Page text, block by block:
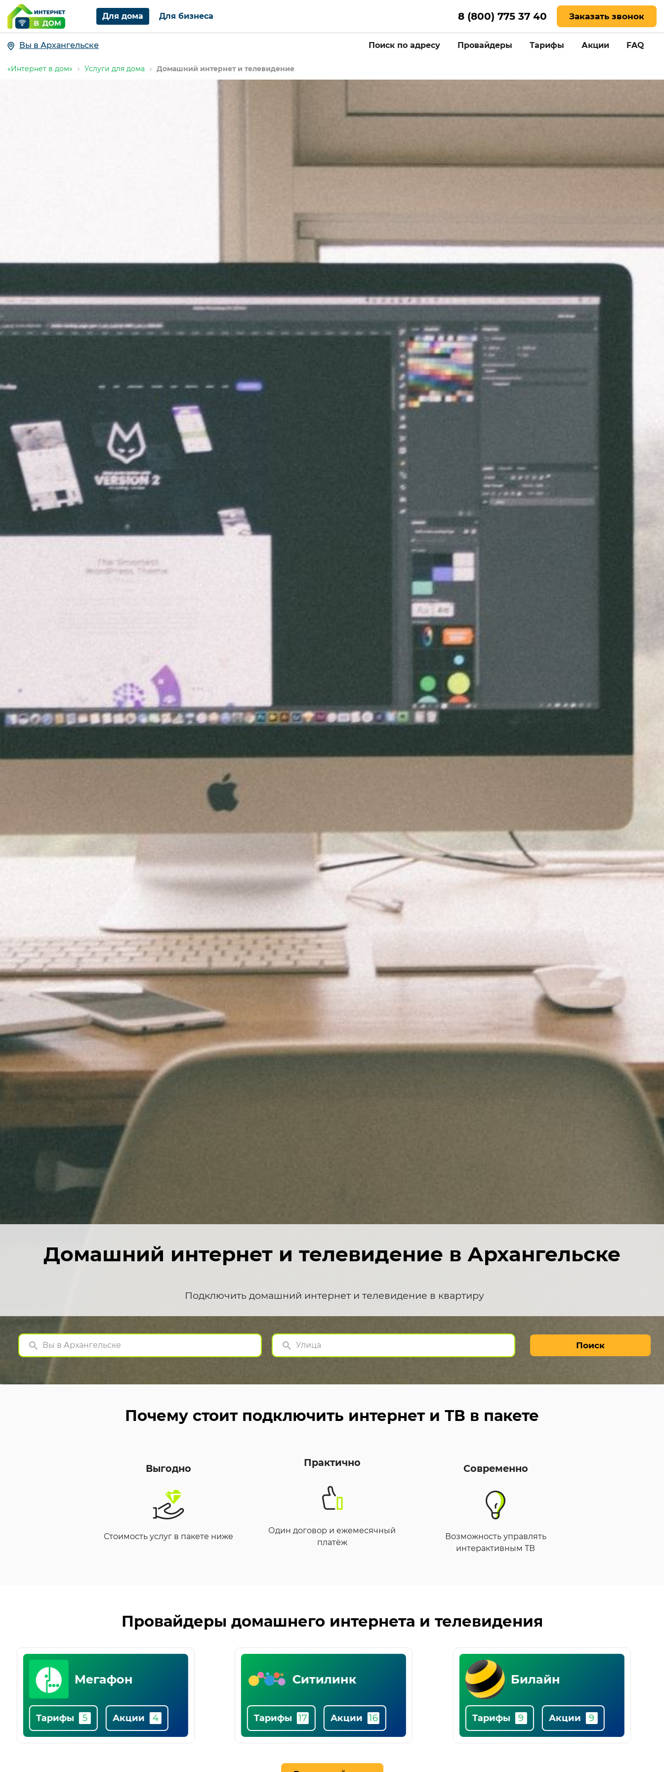
Для дома Для бизнеса 8 (800) 775 37 40 Заказать звонок
Вы в Архангельске Поиск по адресу Провайдеры Тарифы Акции FAQ
«Интернет в дом» › Услуги для дома › Домашний интернет и телевидение
Домашний интернет и телевидение в Архангельске
Подключить домашний интернет и телевидение в квартиру
Вы в Архангельске Улица Поиск
Почему стоит подключить интернет и ТВ в пакете
Выгодно
Стоимость услуг в пакете ниже
Практично
Один договор и ежемесячный
платёж
Современно
Возможность управлять
интерактивным ТВ
Провайдеры домашнего интернета и телевидения
Билайн
Тарифы Акции
МТС
Тарифы Акции
Ростелеком
Тарифы Акции
провайдеров